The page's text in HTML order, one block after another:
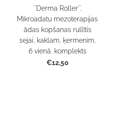
''Derma Roller'',
Mikroadatu mezoterapijas
ādas kopšanas rullītis
sejai, kaklam, ķermenim,
6 vienā, komplekts
€12,50